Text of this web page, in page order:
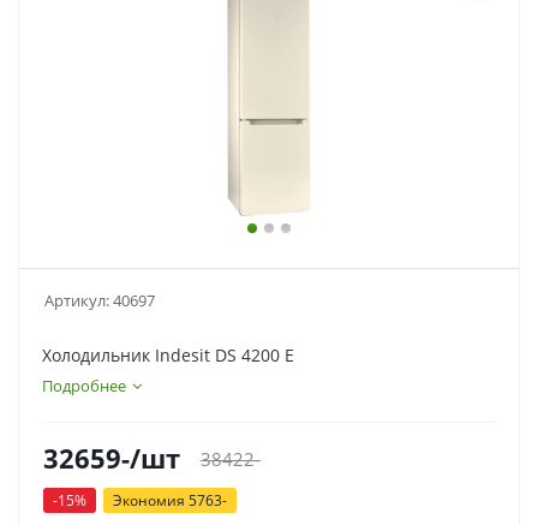
Артикул:40697
Холодильник Indesit DS 4200 E
Подробнее
32659-/шт 38422-
-15% Экономия 5763-